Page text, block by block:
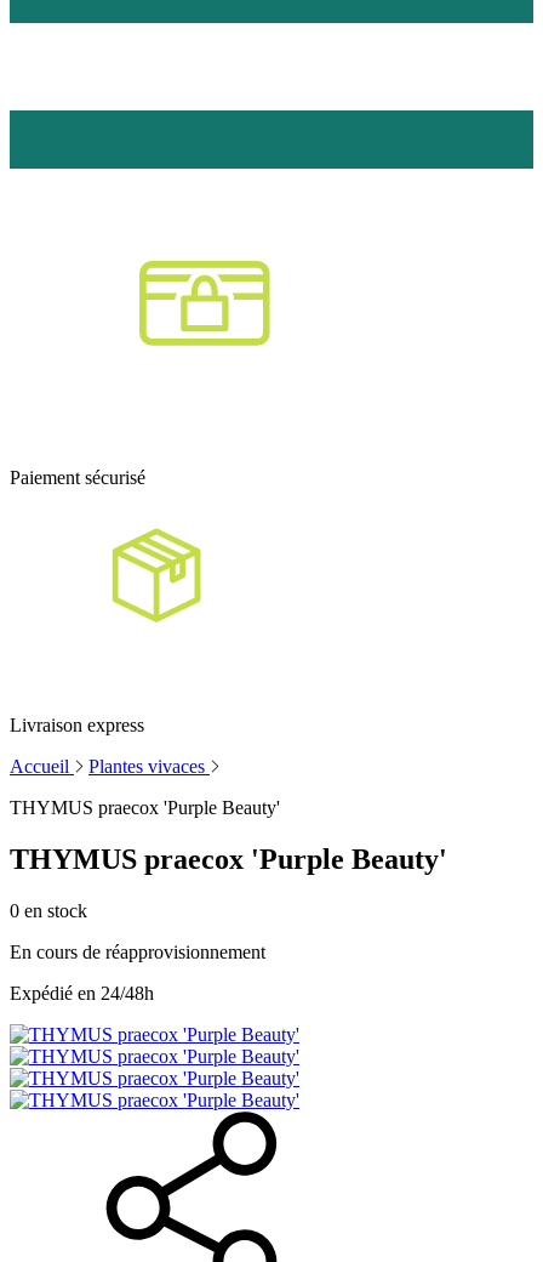
Paiement sécurisé
Livraison express
Accueil
Plantes vivaces
THYMUS praecox 'Purple Beauty'
THYMUS praecox 'Purple Beauty'
0 en stock
En cours de réapprovisionnement
Expédié en 24/48h